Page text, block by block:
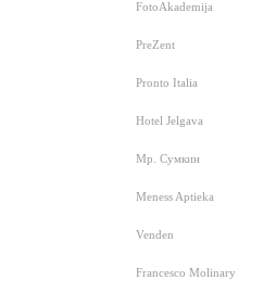
FotoAkademija
PreZent
Pronto Italia
Hotel Jelgava
Мр. Сумкин
Meness Aptieka
Venden
Francesco Molinary